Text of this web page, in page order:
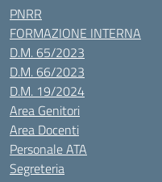
PNRR
FORMAZIONE INTERNA
D.M. 65/2023
D.M. 66/2023
D.M. 19/2024
Area Genitori
Area Docenti
Personale ATA
Segreteria